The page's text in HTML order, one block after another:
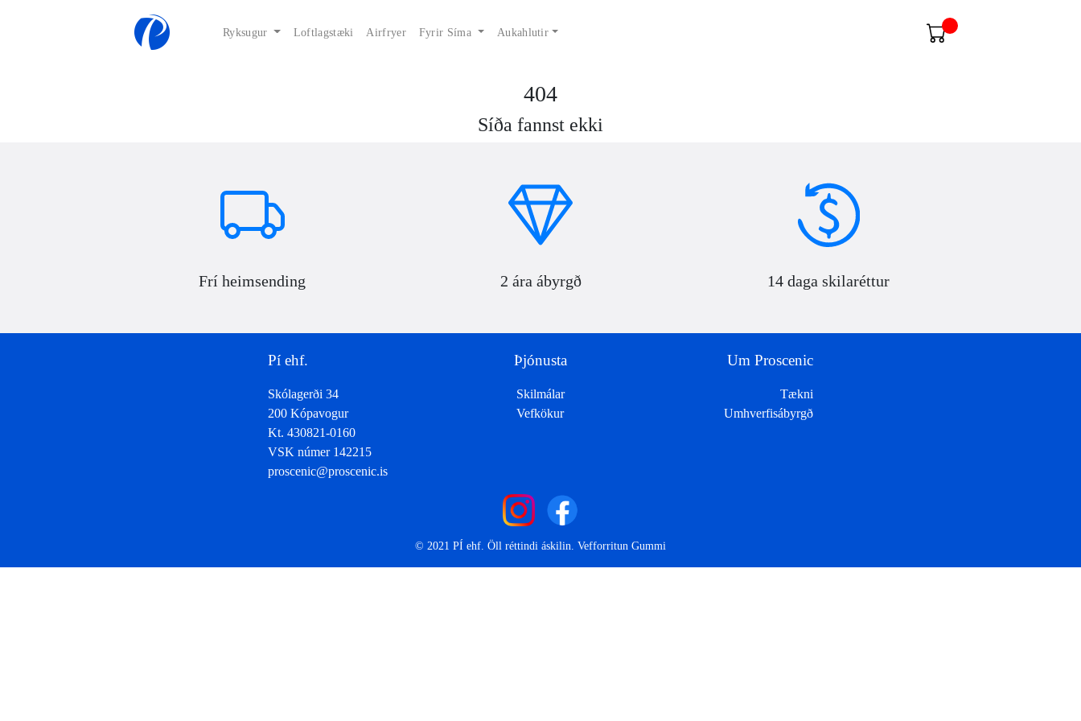
Ryksugur Loftlagstæki Airfryer Fyrir Síma Aukahlutir
404
Síða fannst ekki
Frí heimsending 2 ára ábyrgð 14 daga skilaréttur
Pí ehf.
Skólagerði 34
200 Kópavogur
Kt. 430821-0160
VSK númer 142215
proscenic@proscenic.is
Þjónusta
Skilmálar
Vefkökur
Um Proscenic
Tækni
Umhverfisábyrgð
© 2021 PÍ ehf. Öll réttindi áskilin. Vefforritun Gummi